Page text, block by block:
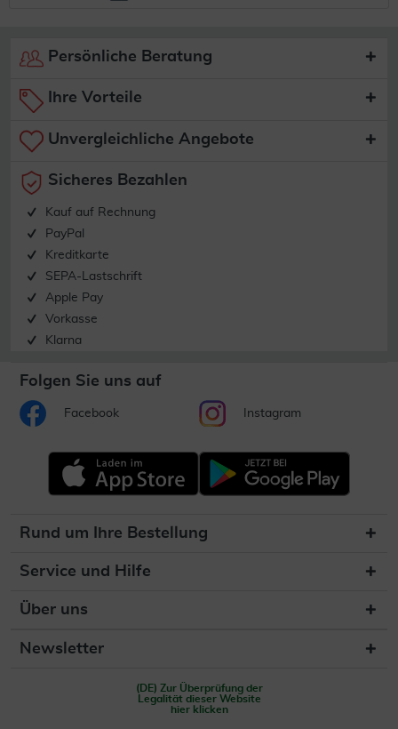
Persönliche Beratung
Ihre Vorteile
Unvergleichliche Angebote
Sicheres Bezahlen
Kauf auf Rechnung
PayPal
Kreditkarte
SEPA-Lastschrift
Apple Pay
Vorkasse
Klarna
Folgen Sie uns auf
Facebook Instagram
Rund um Ihre Bestellung
Service und Hilfe
Über uns
Newsletter
(DE) Zur Überprüfung der
Legalität dieser Website
hier klicken